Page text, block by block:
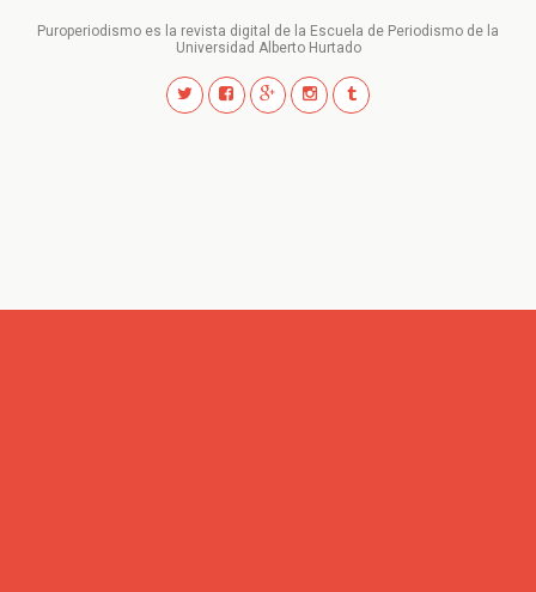
Puroperiodismo es la revista digital de la Escuela de Periodismo de la
Universidad Alberto Hurtado